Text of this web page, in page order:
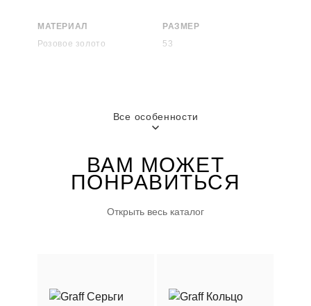
МАТЕРИАЛ
Розовое золото
РАЗМЕР
53
Все особенности
ВАМ МОЖЕТ
ПОНРАВИТЬСЯ
Открыть весь каталог